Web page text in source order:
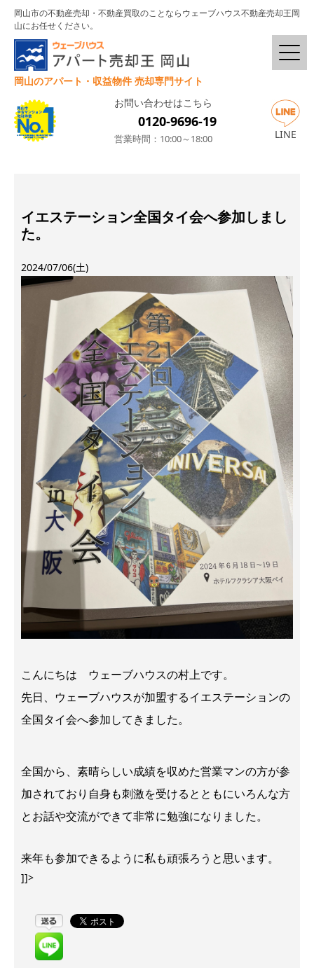
岡山市の不動産売却・不動産買取のことならウェーブハウス不動産売却王岡
山にお任せください。
岡山のアパート・収益物件 売却専門サイト
お問い合わせはこちら
0120-9696-19
営業時間：10:00～18:00 LINE
イエステーション全国タイ会へ参加しまし
た。
2024/07/06(土)
こんにちは ウェーブハウスの村上です。
先日、ウェーブハウスが加盟するイエステーションの
全国タイ会へ参加してきました。
全国から、素晴らしい成績を収めた営業マンの方が参
加されており自身も刺激を受けるとともにいろんな方
とお話や交流ができて非常に勉強になりました。
来年も参加できるように私も頑張ろうと思います。
]]>